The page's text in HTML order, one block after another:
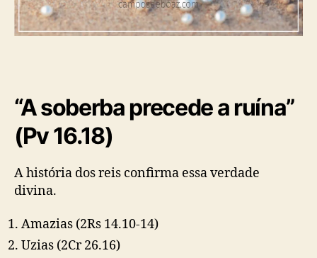
“A soberba precede a ruína”
(Pv 16.18)
A história dos reis confirma essa verdade
divina.
Amazias (2Rs 14.10-14)
Uzias (2Cr 26.16)